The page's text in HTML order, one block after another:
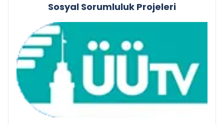
Sosyal Sorumluluk Projeleri